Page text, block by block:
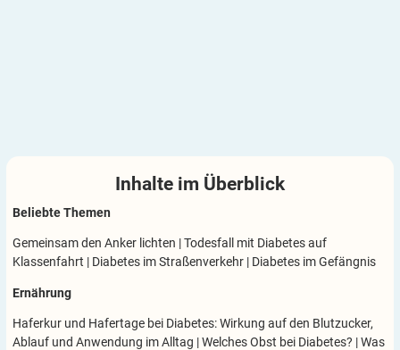
Inhalte im Überblick
Beliebte Themen
Gemeinsam den Anker lichten |Todesfall mit Diabetes auf
Klassenfahrt | Diabetes im Straßenverkehr | Diabetes im Gefängnis
Ernährung
Haferkur und Hafertage bei Diabetes: Wirkung auf den Blutzucker,
Ablauf und Anwendung im Alltag |Welches Obst bei Diabetes? |Was